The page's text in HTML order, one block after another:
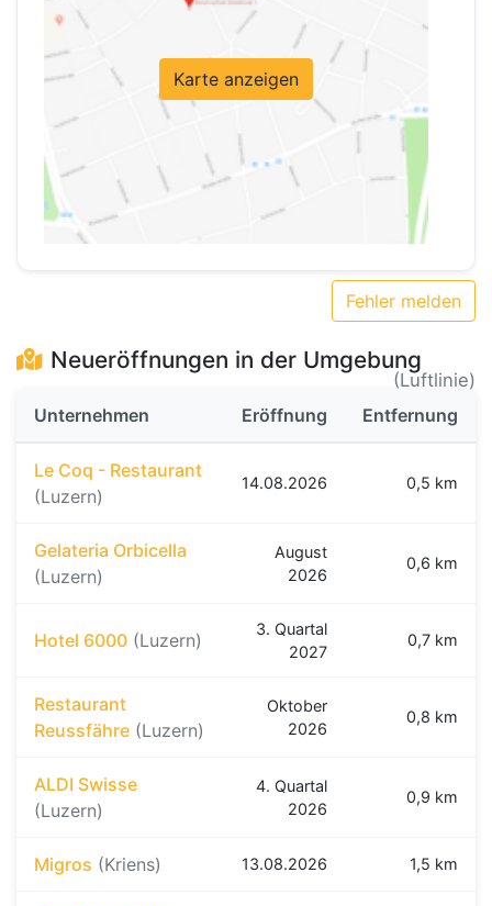
Karte anzeigen
Fehler melden
Neueröffnungen in der Umgebung
(Luftlinie)
Unternehmen
Eröffnung Entfernung
Le Coq - Restaurant
(Luzern)
14.08.2026 0,5 km
Gelateria Orbicella
(Luzern)
August
2026
0,6 km
Hotel 6000 (Luzern)
3. Quartal
2027
0,7 km
Restaurant
Reussfähre (Luzern)
Oktober
2026
0,8 km
ALDI Swisse
(Luzern)
4. Quartal
2026
0,9 km
Migros (Kriens) 13.08.2026 1,5 km